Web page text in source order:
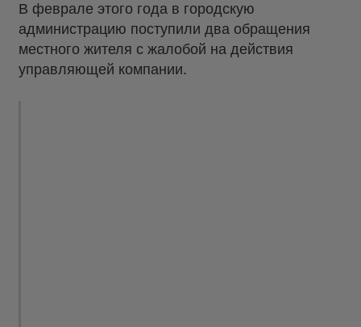
В феврале этого года в городскую
администрацию поступили два обращения
местного жителя с жалобой на действия
управляющей компании.